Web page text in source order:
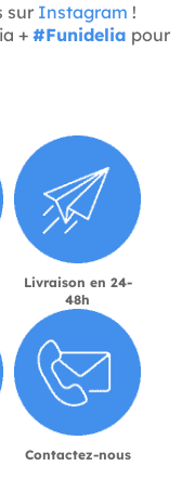
sur Instagram !
+ #Funidelia pour
Livraison en 24-
48h
Contactez-nous